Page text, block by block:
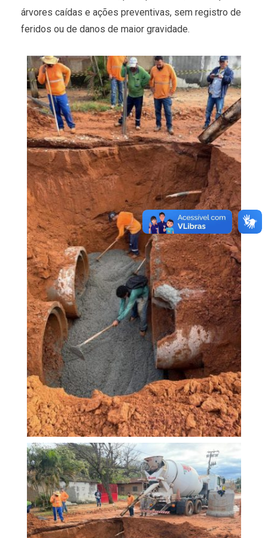
árvores caídas e ações preventivas, sem registro de
feridos ou de danos de maior gravidade.